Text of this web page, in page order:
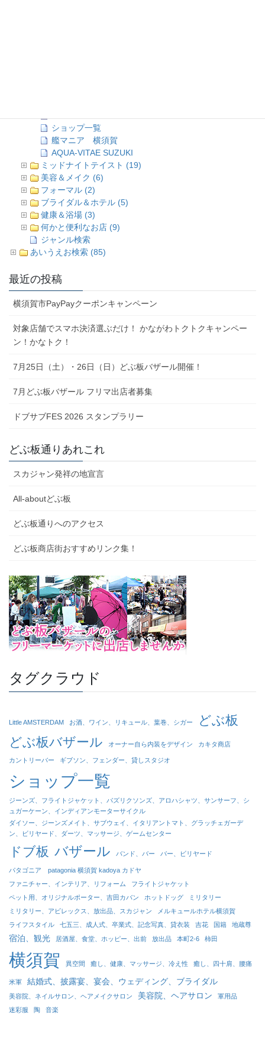
ショップ一覧
艦マニア 横須賀
AQUA-VITAE SUZUKI
ミッドナイトテイスト (19)
美容＆メイク (6)
フォーマル (2)
ブライダル＆ホテル (5)
健康＆浴場 (3)
何かと便利なお店 (9)
ジャンル検索
あいうえお検索 (85)
最近の投稿
横須賀市PayPayクーポンキャンペーン
対象店舗でスマホ決済選ぶだけ！ かながわトクトクキャンペー
ン！かなトク！
7月25日（土）・26日（日）どぶ板バザール開催！
7月どぶ板バザール フリマ出店者募集
ドブサブFES 2026 スタンプラリー
どぶ板通りあれこれ
スカジャン発祥の地宣言
All-aboutどぶ板
どぶ板通りへのアクセス
どぶ板商店街おすすめリンク集！
タグクラウド
Little AMSTERDAM お酒、ワイン、リキュール、葉巻、シガー
どぶ板
どぶ板バザール
オーナー自ら内装をデザイン カキタ商店
カントリーバー ギブソン、フェンダー、貸しスタジオ
ショップ一覧
ジーンズ、フライトジャケット、パズリクソンズ、アロハシャツ、サンサーフ、シ
ュガーケーン、インディアンモーターサイクル
ダイソー、ジーンズメイト、サブウェイ、イタリアントマト、グラッチェガーデ
ン、ビリヤード、ダーツ、マッサージ、ゲームセンター
ドブ板 バザール バンド、バー バー、ビリヤード
パタゴニア patagonia 横須賀 kadoya カドヤ
ファニチャー、インテリア、リフォーム
フライトジャケット
ペット用、オリジナルポーター、吉田カバン
ホットドッグ
ミリタリー
ミリタリー、アビレックス、放出品、スカジャン
メルキュールホテル横須賀
ライフスタイル
七五三、成人式、卒業式、記念写真、貸衣装 吉花 国籍 地蔵尊
宿泊、観光 居酒屋、食堂、ホッピー、出前 放出品 本町2-6 柿田
横須賀 異空間 癒し、健康、マッサージ、冷え性 癒し、四十肩、腰痛
米軍 結婚式、披露宴、宴会、ウェディング、ブライダル
美容院、ネイルサロン、ヘアメイクサロン 美容院、ヘアサロン
軍用品
迷彩服
陶 音楽